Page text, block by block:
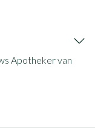
Apotheker van